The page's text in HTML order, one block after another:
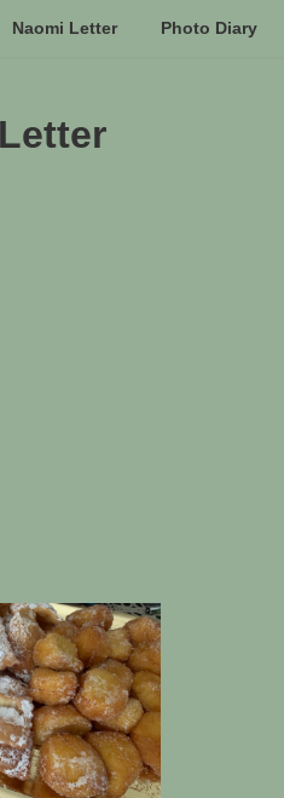
Naomi Letter Photo Diary